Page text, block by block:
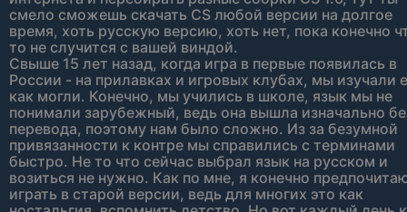
смело сможешь скачать CS любой версии на долгое
время, хоть русскую версию, хоть нет, пока конечно
то не случится с вашей виндой.
Свыше 15 лет назад, когда игра в первые появилась в
России - на прилавках и игровых клубах, мы изучали
как могли. Конечно, мы учились в школе, язык мы не
понимали зарубежный, ведь она вышла изначально
перевода, поэтому нам было сложно. Из за безумной
привязанности к контре мы справились с терминами
быстро. Не то что сейчас выбрал язык на русском и
возиться не нужно. Как по мне, я конечно
играть в старой версии, ведь для многих это как